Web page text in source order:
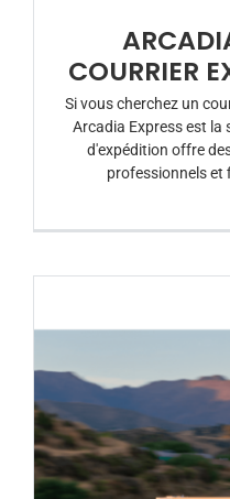
COURRIER
Si vous cherchez un
Arcadia Express est la
d'expédition offre
professionnels et